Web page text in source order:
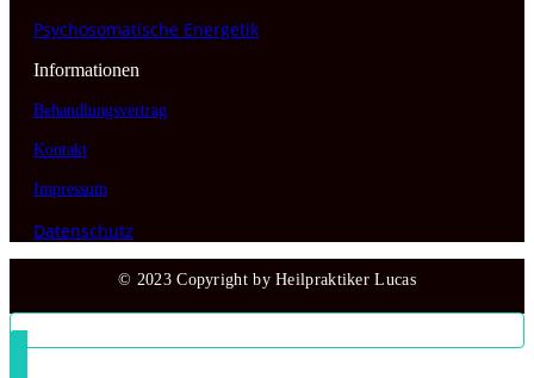
Psychosomatische Energetik
Informationen
Behandlungsvertrag
Kontakt
Impressum
Datenschutz
© 2023 Copyright by Heilpraktiker Lucas